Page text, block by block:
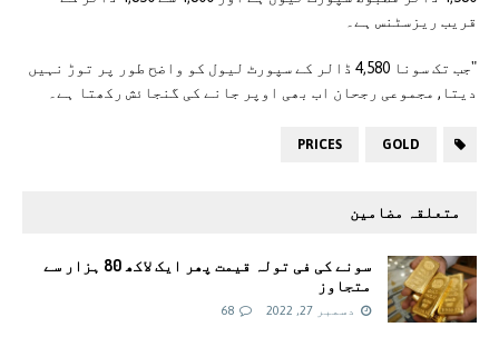
قریب ریزسٹنس ہے۔
"جب تک سونا 4,580 ڈالر کے سپورٹ لیول کو واضح طور پر توڑ نہیں
دیتا, مجموعی رجحان اب بھی اوپر جانے کی گنجائش رکھتا ہے۔
GOLD
PRICES
متعلقہ مضامین
سونے کی فی تولہ قیمت پھر ایک لاکھ 80 ہزار سے
متجاوز
دسمبر 27, 2022 68